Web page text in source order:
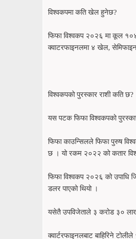
विश्वकपमा कति खेल हुनेछ?
फिफा विश्वकप २०२६ मा कूल
क्वाटरफाइनलमा ४ खेल,
विश्वकपको पुरस्कार राशी कति छ?
यस पटक फिफा विश्वकपको पुरस्कार
फिफा काउन्सिलले फिफा पुरुष
छ । यो रकम २०२२ को कतार
फिफा विश्वकप २०२६ को उपाधि
डलर पाएको थियो ।
यसेतै उपविजेताले ३ करोड ३०
क्वार्टरफाइनलबाट बाहिरिने